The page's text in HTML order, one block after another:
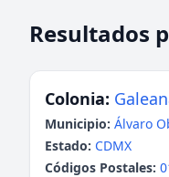
Resultados
Colonia:
Municipio: Álvaro
Estado: CDMX
Códigos Postales: